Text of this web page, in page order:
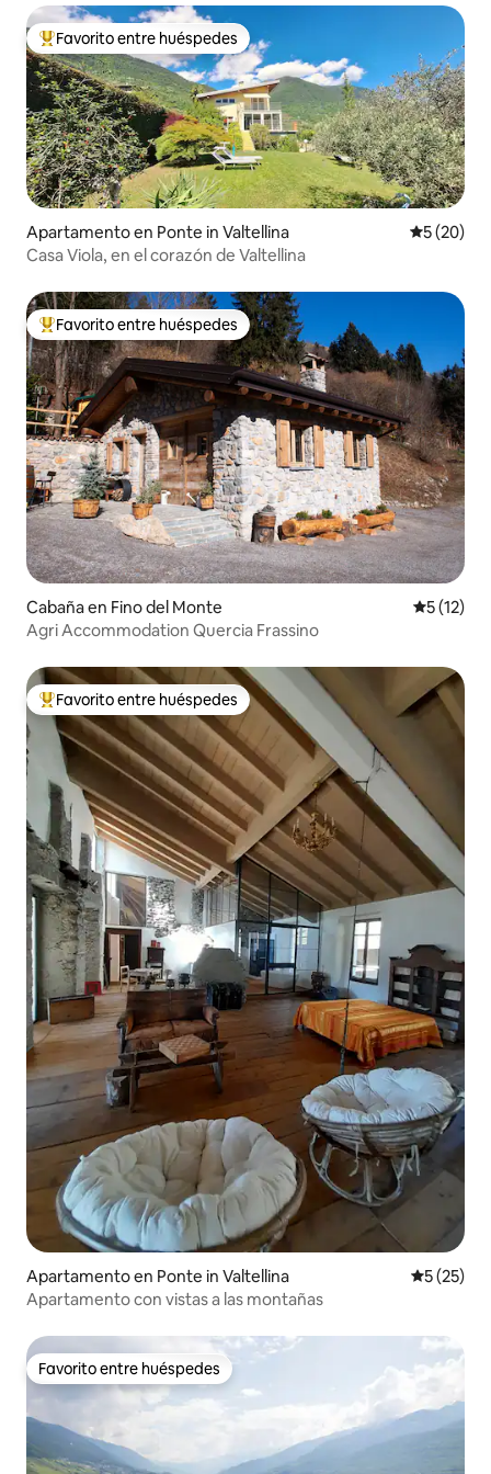
Favorito entre huéspedes preferido
Favorito entre huéspedes
Apartamento en Ponte in Valtellina
5 (20)
Casa Viola, en el corazón de Valtellina
Favorito entre huéspedes preferido
Favorito entre huéspedes
Cabaña en Fino del Monte
5 (12)
Agri Accommodation Quercia Frassino
Favorito entre huéspedes preferido
Favorito entre huéspedes
Apartamento en Ponte in Valtellina
5 (25)
Apartamento con vistas a las montañas
Favorito entre huéspedes
Favorito entre huéspedes